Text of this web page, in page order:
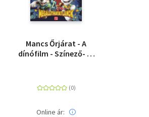
Mancs Őrjárat - A
dínófilm - Színező- és
Online ár: